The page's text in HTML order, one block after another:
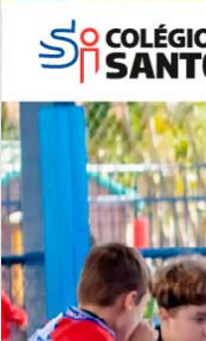
Período Integral |
NOSSOCANAL